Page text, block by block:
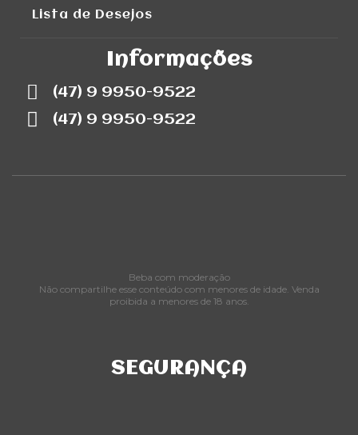
Lista de Desejos
Informações
(47) 9 9950-9522
(47) 9 9950-9522
Beba com moderação
Não compartilhe esse conteúdo com menores de idade. Venda
proibida a menores de 18 anos.
SEGURANÇA